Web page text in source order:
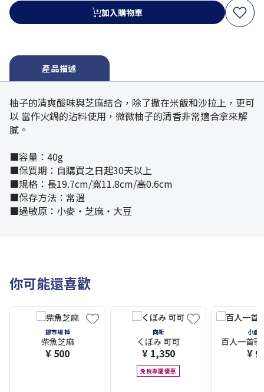
加入購物車
產品描述
柚子的清爽酸味與芝麻結合，除了撒在米飯和沙拉上，更可
以 當作火鍋的沾料使用，微微柚子的清香非常適合拿來解
膩。
■容量：40g
■保質期：自購買之日起30天以上
■規格：長19.7cm/寬11.8cm/高0.6cm
■保存方法：常溫
■過敏原：小麥・芝麻・大豆
你可能還喜歡
錦市場 棹
柴魚芝麻
¥ 500
向新
くぼみ 可可
¥ 1,350
免稅專屬優惠
小倉
百人一首
¥